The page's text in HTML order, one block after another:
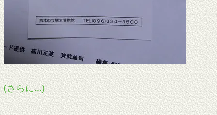
(さらに…)